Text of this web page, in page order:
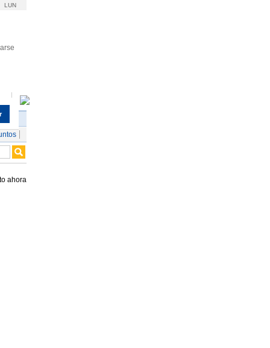
LUN
ahora